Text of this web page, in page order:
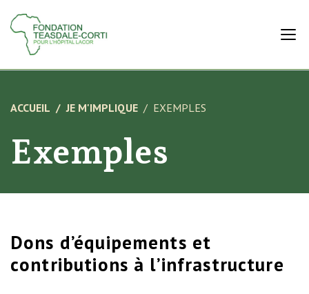
ACCUEIL JE M'IMPLIQUE EXEMPLES
Exemples
Dons d’équipements et
contributions à l’infrastructure